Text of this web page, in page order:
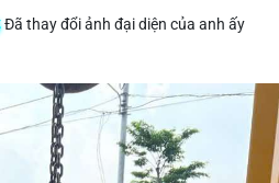
Đã thay đổi ảnh đại diện của anh ấy